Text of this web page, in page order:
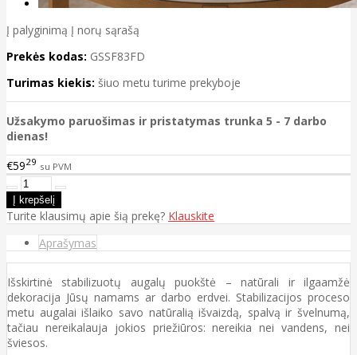
Į palyginimą Į norų sąrašą
Prekės kodas: GSSF83FD
Turimas kiekis: šiuo metu turime prekyboje
Užsakymo paruošimas ir pristatymas trunka 5 - 7 darbo
dienas!
€5929 su PVM
Turite klausimų apie šią prekę? Klauskite
Aprašymas
Išskirtinė stabilizuotų augalų puokštė – natūrali ir ilgaamžė
dekoracija Jūsų namams ar darbo erdvei. Stabilizacijos proceso
metu augalai išlaiko savo natūralią išvaizdą, spalvą ir švelnumą,
tačiau nereikalauja jokios priežiūros: nereikia nei vandens, nei
šviesos.